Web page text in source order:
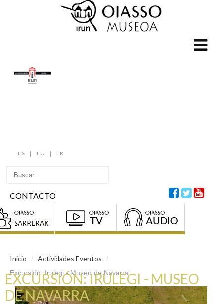
ES EU FR
CONTACTO
Inicio / Actividades Eventos
/
Excursión: Irulegi - Museo de Navarra
EXCURSIÓN: IRULEGI - MUSEO
DE NAVARRA